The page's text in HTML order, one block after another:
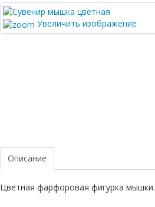
Увеличить изображение
Описание
Цветная фарфоровая фигурка мышки.